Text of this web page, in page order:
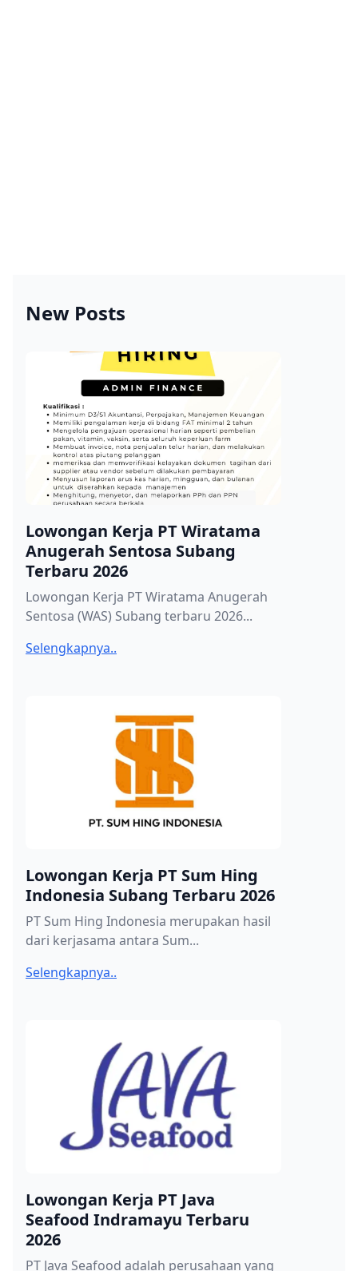
New Posts
Lowongan Kerja PT Wiratama
Anugerah Sentosa Subang
Terbaru 2026
Lowongan Kerja PT Wiratama Anugerah
Sentosa (WAS) Subang terbaru 2026...
Selengkapnya..
Lowongan Kerja PT Sum Hing
Indonesia Subang Terbaru 2026
PT Sum Hing Indonesia merupakan hasil
dari kerjasama antara Sum...
Selengkapnya..
Lowongan Kerja PT Java
Seafood Indramayu Terbaru
2026
PT Java Seafood adalah perusahaan yang